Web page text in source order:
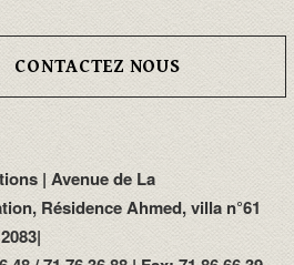
CONTACTEZ NOUS
| Avenue de La
Résidence Ahmed, villa n°61